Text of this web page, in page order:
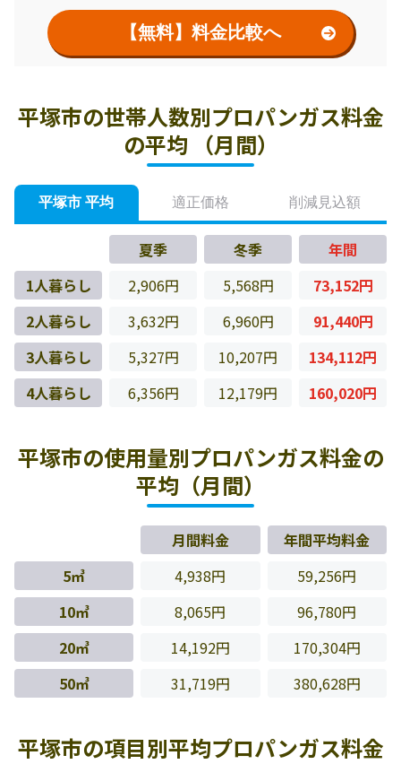
【無料】料金比較へ
平塚市の世帯人数別プロパンガス料金
の平均 （月間）
平塚市 平均 適正価格 削減見込額
夏季 冬季
年間
1人暮らし
2,906円 5,568円
73,152円
2人暮らし
3,632円 6,960円
91,440円
3人暮らし
5,327円 10,207円
134,112円
4人暮らし
6,356円 12,179円 160,020円
平塚市の使用量別プロパンガス料金の
平均（月間）
月間料金
年間平均料金
5㎥
4,938円
59,256円
10㎥
8,065円
96,780円
20㎥
14,192円
170,304円
50㎥
31,719円 380,628円
平塚市の項目別平均プロパンガス料金